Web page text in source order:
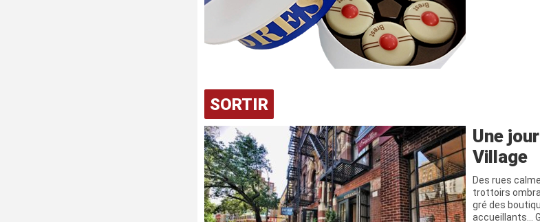
SORTIR
Une
Village
Des rues
trottoirs
gré des
accueillants…